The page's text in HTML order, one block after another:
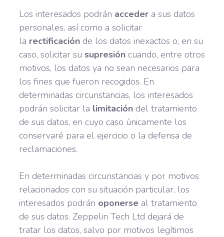
Los interesados podrán acceder a sus datos
personales, así como a solicitar
la rectificación de los datos inexactos o, en su
caso, solicitar su supresión cuando, entre otros
motivos, los datos ya no sean necesarios para
los fines que fueron recogidos. En
determinadas circunstancias, los interesados
podrán solicitar la limitación del tratamiento
de sus datos, en cuyo caso únicamente los
conservaré para el ejercicio o la defensa de
reclamaciones.
En determinadas circunstancias y por motivos
relacionados con su situación particular, los
interesados podrán oponerse al tratamiento
de sus datos. Zeppelin Tech Ltd dejará de
tratar los datos, salvo por motivos legítimos